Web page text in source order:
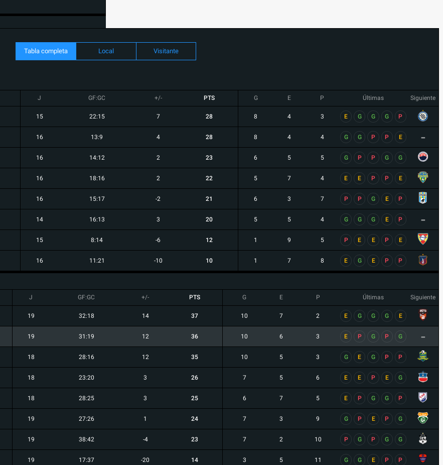
Tabla completa Local Visitante
J GF:GC +/- PTS G E P Últimas Siguiente
15 22:15 7 28 8 4 3 E G G G P
16 13:9 4 28 8 4 4 G G P P E -
16 14:12 2 23 6 5 5 G P P G G
16 18:16 2 22 5 7 4 E E P P E
16 15:17 -2 21 6 3 7 P P G E P
14 16:13 3 20 5 5 4 G G G E P -
15 8:14 -6 12 1 9 5 P E E P E
16 11:21 -10 10 1 7 8 E G E P P
J GF:GC +/- PTS G E P Últimas Siguiente
19 32:18 14 37 10 7 2 E G G G E
19 31:19 12 36 10 6 3 E P G P G -
18 28:16 12 35 10 5 3 G E G P P
18 23:20 3 26 7 5 6 E E P E G
18 28:25 3 25 6 7 5 E P G G P
19 27:26 1 24 7 3 9 G P E P G
19 38:42 -4 23 7 2 10 P G P G G
19 17:37 -20 14 3 5 11 G G E P P